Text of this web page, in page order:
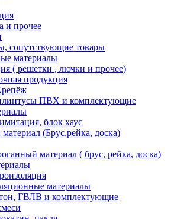
и прочее
сопутствующие товары
материалы
( решетки , лючки и прочее)
продукция
ПВХ и комплектующие
блок хаус
(Брус,рейка, доска)
материал ( брус, рейка, доска)
материалы
ГВЛВ и комплектующие